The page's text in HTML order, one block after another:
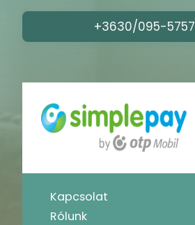
+3630/095-5757
Kapcsolat
Rólunk